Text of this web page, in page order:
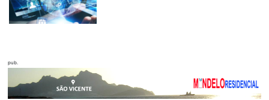
pub.